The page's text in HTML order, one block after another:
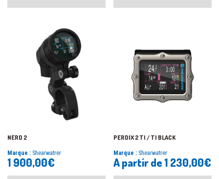
NERD 2
Marque : Shearwatrer
1 900,00€
PERDIX 2 TI / TI BLACK
Marque : Shearwatrer
A partir de1 230,00€